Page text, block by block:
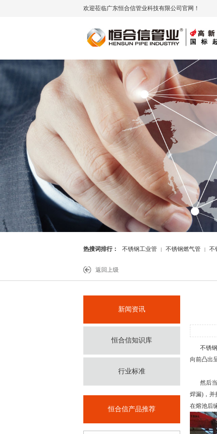
欢迎莅临广东恒合信管业科技有限公司官网！
热搜词排行： 不锈钢工业管 | 不锈钢燃气管 | 不
返回上级
新闻资讯
恒合信知识库
行业标准
恒合信产品推荐
不锈
向前凸出
然后当
焊漏)，并
在熔池后